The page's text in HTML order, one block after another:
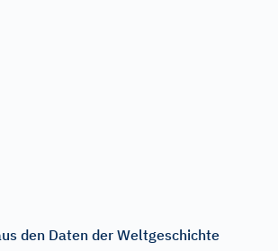
den Daten der Weltgeschichte